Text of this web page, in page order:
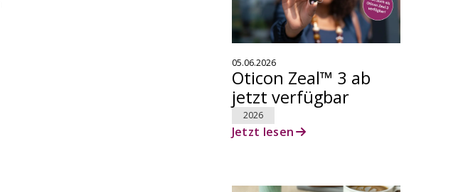
05.06.2026
Oticon Zeal™ 3 ab
jetzt verfügbar
2026
Jetzt lesen